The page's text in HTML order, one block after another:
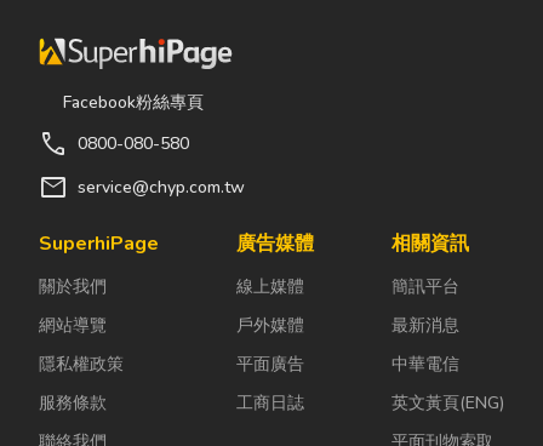
濕氣會躲進看
不到的地方持
續發酵。常見
更衣間、衣帽
間： 精品包、
藏最怕潮濕，
好，發霉、
變...
麼？」。相較
色彩與儀式
著生活節奏加
因工作繁忙而
忘記節日，或
是苦惱於「七
這時，車床子
雙手能快速更
換「專屬工
具」的...
Facebook粉絲專頁
call 0800-080-580
mail service@chyp.com.tw
SuperhiPage
關於我們
網站導覽
隱私權政策
服務條款
聯絡我們
廣告媒體
線上媒體
戶外媒體
平面廣告
工商日誌
相關資訊
簡訊平台
最新消息
中華電信
英文黃頁(ENG)
平面刊物索取